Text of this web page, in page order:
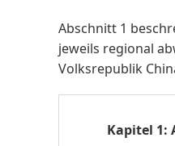
Abschnitt 1
jeweils regional
Volksrepublik
Kapitel 1: